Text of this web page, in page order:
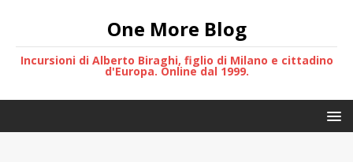
One More Blog
Incursioni di Alberto Biraghi, figlio di Milano e cittadino
d'Europa. Online dal 1999.